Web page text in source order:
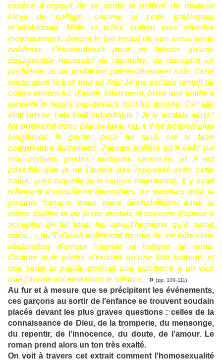
espèce d'orgueil de se sentir le préféré du meilleur
élève du collège, comme si cette préférence
m'anoblissait. Mais si telles étaient mes rêveries
inconscientes, devant le fait brutal de son aveu, toute
noblesse s'évanouissait pour ne laisser qu'une
désagréable nécessité de répondre, de résoudre un
problème, et un problème particulièrement sale. Cette
déclaration fichait tout en l'air. Je me sentais rempli de
colère envers lui, d'avoir, idiotement, brisé une amitié à
laquelle je tenais par-dessus tout au monde. Car elle
était brisée, cela était indubitable ! Je le voulais ainsi !
Ne pouvait-il donc pas se taire, ou, s'il ne pouvait plus
longtemps le garder pour lui seul, me le faire
comprendre autrement. J'aurais préféré qu'il osât sur
moi certains gestes, certaines caresses, et il est
possible que je ne l'aurais pas repoussé avec cette
haine, avec laquelle je le reniais maintenant. Il y avait
tellement d'occasions favorables, ne serait-ce qu'à la
piscine, lorsque nous nous déshabillions dans la
même cabine et où je me sentais si souvent disposé à
accepter de lui tous les attouchements qu'il aurait
osés... – qu'il n'avait nullement besoin de me faire cette
déclaration d'amour stupide et indigne de nous.
Comme si le péché n'existait qu'une fois nommé, et
que seule la parole donnait une existence à un vice
que j'aurais accepté dans le silence... » (pp. 109-111)
Au fur et à mesure que se précipitent les événements,
ces garçons au sortir de l'enfance se trouvent soudain
placés devant les plus graves questions : celles de la
connaissance de Dieu, de la tromperie, du mensonge,
du repentir, de l'innocence, du doute, de l'amour. Le
roman prend alors un ton très exalté.
On voit à travers cet extrait comment l'homosexualité